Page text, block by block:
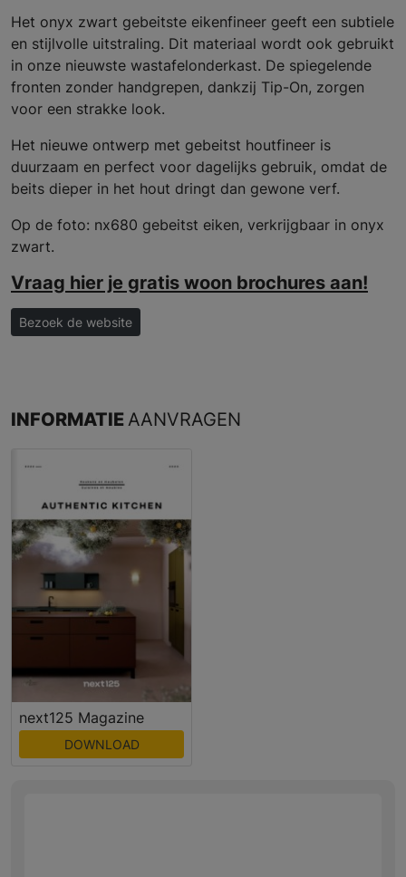
Het onyx zwart gebeitste eikenfineer geeft een subtiele
en stijlvolle uitstraling. Dit materiaal wordt ook gebruikt
in onze nieuwste wastafelonderkast. De spiegelende
fronten zonder handgrepen, dankzij Tip-On, zorgen
voor een strakke look.
Het nieuwe ontwerp met gebeitst houtfineer is
duurzaam en perfect voor dagelijks gebruik, omdat de
beits dieper in het hout dringt dan gewone verf.
Op de foto: nx680 gebeitst eiken, verkrijgbaar in onyx
zwart.
Vraag hier je gratis woon brochures aan!
Bezoek de website
INFORMATIE AANVRAGEN
next125 Magazine
DOWNLOAD